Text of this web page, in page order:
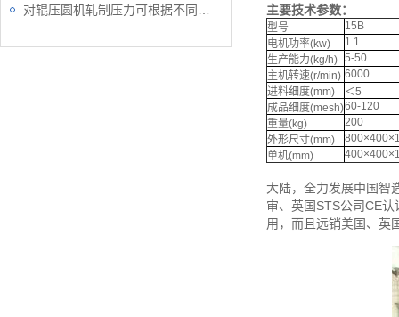
主要技术参数：
型号
15B
电机功率(kw)
1.1
生产能力(kg/h) 5-50
主机转速(r/min) 6000
进料细度(mm)
＜5
成品细度(mesh)60-120
重量(kg)
200
外形尺寸(mm)
单机(mm)
大陆，全力发展中国智
审、英国STS公司CE
用，而且远销美国、英